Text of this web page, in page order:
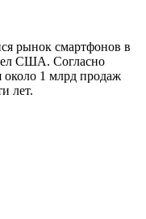
рынок смартфонов в
США. Согласно
1 млрд продаж
лет.